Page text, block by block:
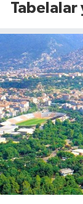
Tabelalar